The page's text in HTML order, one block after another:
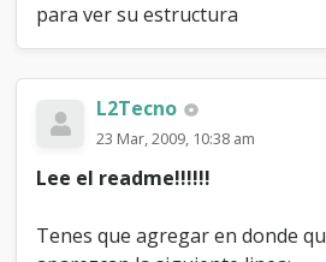
para ver su estructura
L2Tecno
23 Mar, 2009, 10:38 am
Lee el readme!!!!!!
Tenes que agregar en donde